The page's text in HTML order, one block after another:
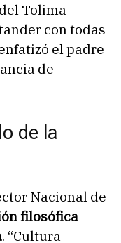
Tolima
con todas
el padre
de
de la
Nacional de
filosófica
. “Cultura